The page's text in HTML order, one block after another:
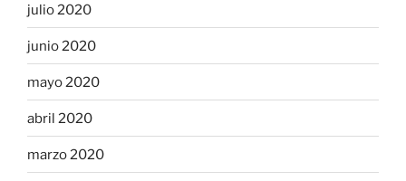
julio 2020
junio 2020
mayo 2020
abril 2020
marzo 2020